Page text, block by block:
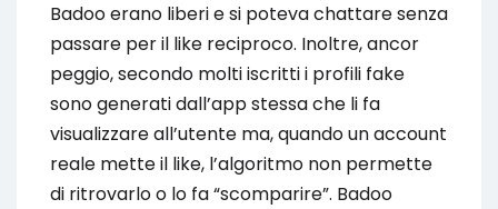
Badoo erano liberi e si poteva chattare senza
passare per il like reciproco. Inoltre, ancor
peggio, secondo molti iscritti i profili fake
sono generati dall’app stessa che li fa
visualizzare all’utente ma, quando un account
reale mette il like, l’algoritmo non permette
di ritrovarlo o lo fa “scomparire”. Badoo